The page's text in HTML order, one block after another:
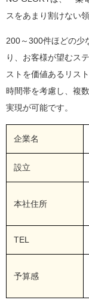
スをあまり割けない
200～300件ほどの少
り、お客様が望むス
ストを価値あるリス
時間帯を考慮し、複
実現が可能です。
企業名
設立
本社住所
TEL
予算感